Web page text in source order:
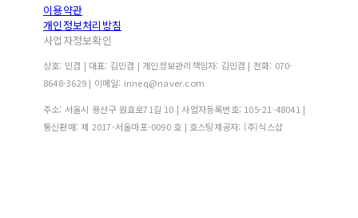
이용약관
개인정보처리방침
사업자정보확인
상호: 민겸 | 대표: 김민겸 | 개인정보관리책임자: 김민겸 | 전화: 070-
8648-3629 | 이메일: inneq@naver.com
주소: 서울시 용산구 원효로71길 10 | 사업자등록번호: 105-21-48041 |
통신판매: 제 2017-서울마포-0090 호 | 호스팅제공자: (주)식스샵